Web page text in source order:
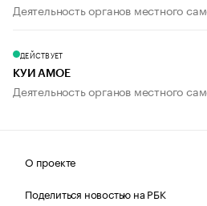
Деятельность органов местного
ДЕЙСТВУЕТ
КУИ АМОЕ
Деятельность органов местного
О проекте
Поделиться новостью на РБК